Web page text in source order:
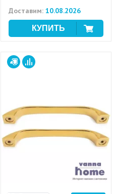
Доставим: 10.08.2026